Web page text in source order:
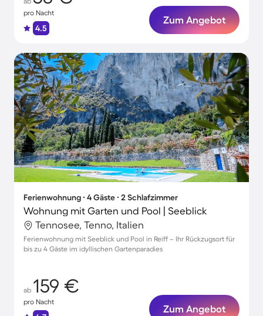
pro Nacht
4.5
Zum Angebot
Ferienwohnung ∙ 4 Gäste ∙ 2 Schlafzimmer
Wohnung mit Garten und Pool | Seeblick
Tennosee, Tenno, Italien
Ferienwohnung mit Seeblick und Pool in Reiff – Ihr Rückzugsort für
bis zu 4 Gäste im idyllischen Gartenparadies
ab 159 €
pro Nacht
Zum Angebot